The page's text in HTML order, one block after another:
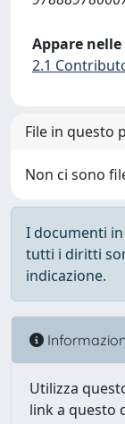
Appare
2.1
File in questo
Non ci sono
I documenti
tutti i diritti
indicazione.
Utilizza
link a questo